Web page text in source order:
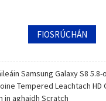
FIOSRÚCHÁN